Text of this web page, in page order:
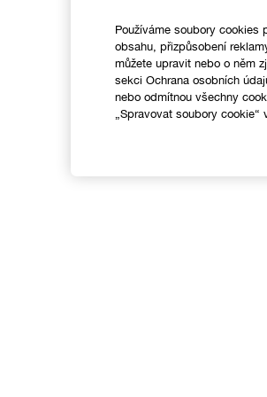
Používáme soubory cookies
obsahu, přizpůsobení
můžete upravit nebo o něm
sekci Ochrana osobních
nebo odmítnou všechny
„Spravovat soubory